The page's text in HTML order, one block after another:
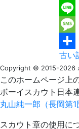
Line
共
有
古い
Copyright © 2015-2026
このホームページ上
ボーイスカウト日本
丸山純一郎（長岡第1
スカウト章の使用に